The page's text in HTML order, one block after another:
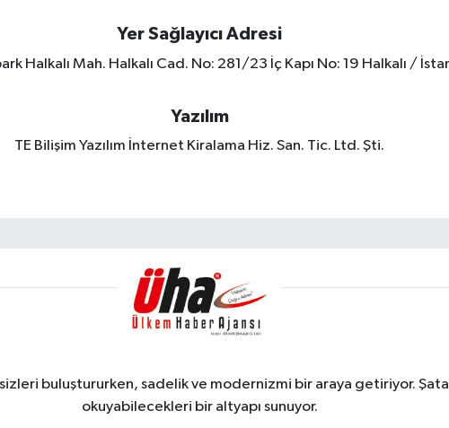
Yer Sağlayıcı Adresi
Halkalı Mah. Halkalı Cad. No: 281/23 İç Kapı No: 19 Halkalı /
Yazılım
TE Bilişim Yazılım İnternet Kiralama Hiz. San. Tic. Ltd. Şti.
buluştururken, sadelik ve modernizmi bir araya getiriyor.
okuyabilecekleri bir altyapı sunuyor.